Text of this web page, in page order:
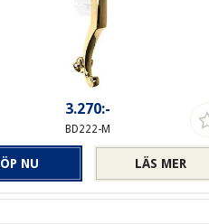
3.270:-
BD222-M
LÄS MER
NU